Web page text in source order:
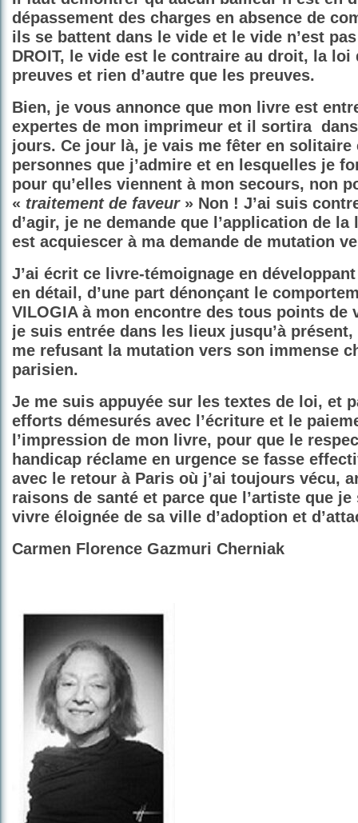
dépassement des charges en absence de
ils se battent dans le vide et le vide n’est
DROIT, le vide est le contraire au droit, la loi
preuves et rien d’autre que les preuves.
Bien, je vous annonce que mon livre est
expertes de mon imprimeur et il sortira
jours. Ce jour là, je vais me fêter en solitaire
personnes que j’admire et en lesquelles je
pour qu’elles viennent à mon secours, non
« traitement de faveur » Non ! J’ai suis
d’agir, je ne demande que l’application de
est acquiescer à ma demande de mutation
J’ai écrit ce livre-témoignage en
en détail, d’une part dénonçant le
VILOGIA à mon encontre des tous points de
je suis entrée dans les lieux jusqu’à présent,
me refusant la mutation vers son immense
parisien.
Je me suis appuyée sur les textes de loi, et
efforts démesurés avec l’écriture et le
l’impression de mon livre, pour que le
handicap réclame en urgence se fasse
avec le retour à Paris où j’ai toujours vécu,
raisons de santé et parce que l’artiste que
vivre éloignée de sa ville d’adoption et
Carmen Florence Gazmuri Cherniak